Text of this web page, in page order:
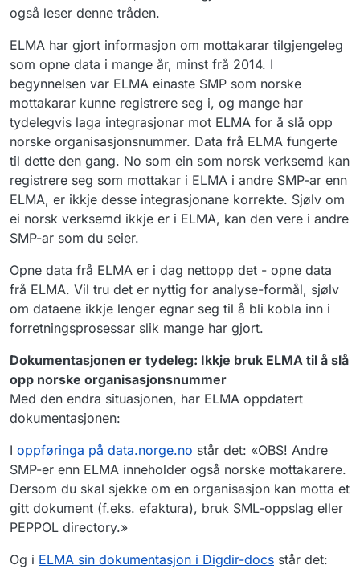
også leser denne tråden.
ELMA har gjort informasjon om mottakarar tilgjengeleg
som opne data i mange år, minst frå 2014. I
begynnelsen var ELMA einaste SMP som norske
mottakarar kunne registrere seg i, og mange har
tydelegvis laga integrasjonar mot ELMA for å slå opp
norske organisasjonsnummer. Data frå ELMA fungerte
til dette den gang. No som ein som norsk verksemd kan
registrere seg som mottakar i ELMA i andre SMP-ar enn
ELMA, er ikkje desse integrasjonane korrekte. Sjølv om
ei norsk verksemd ikkje er i ELMA, kan den vere i andre
SMP-ar som du seier.
Opne data frå ELMA er i dag nettopp det - opne data
frå ELMA. Vil tru det er nyttig for analyse-formål, sjølv
om dataene ikkje lenger egnar seg til å bli kobla inn i
forretningsprosessar slik mange har gjort.
Dokumentasjonen er tydeleg: Ikkje bruk ELMA til å slå
opp norske organisasjonsnummer
Med den endra situasjonen, har ELMA oppdatert
dokumentasjonen:
I oppføringa på data.norge.no står det: «OBS! Andre
SMP-er enn ELMA inneholder også norske mottakarere.
Dersom du skal sjekke om en organisasjon kan motta et
gitt dokument (f.eks. efaktura), bruk SML-oppslag eller
PEPPOL directory.»
Og i ELMA sin dokumentasjon i Digdir-docs står det: